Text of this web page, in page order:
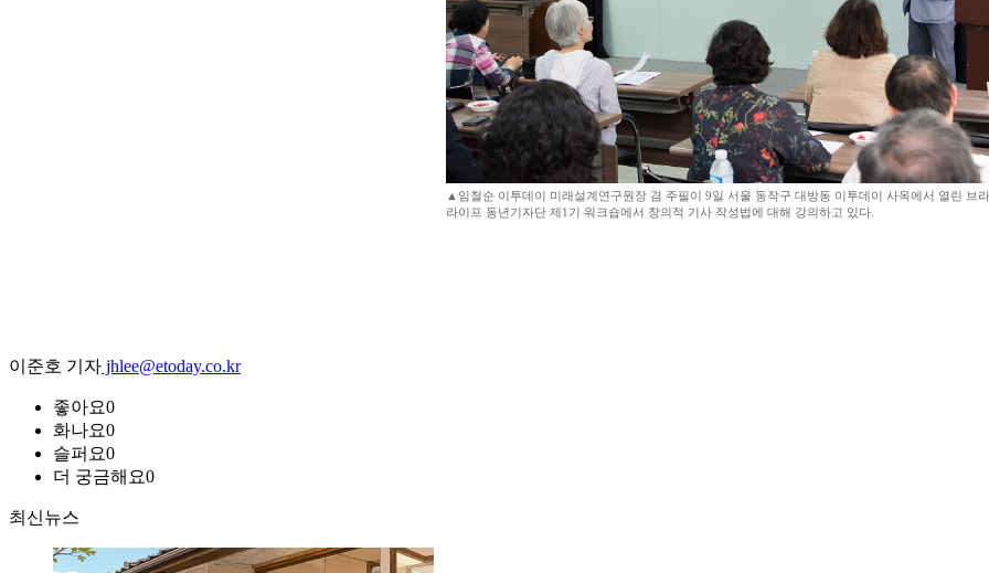
▲임철순 이투데이 미래설계연구원장 겸 주필이 9일 서울 동작구 대방동 이투데이 사옥에서 열린 브
라이프 동년기자단 제1기 워크숍에서 창의적 기사 작성법에 대해 강의하고 있다.
이준호 기자 jhlee@etoday.co.kr
좋아요0
화나요0
슬퍼요0
더 궁금해요0
최신뉴스